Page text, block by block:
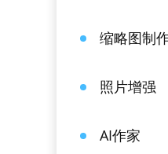
缩略图制
照片增强
AI作家